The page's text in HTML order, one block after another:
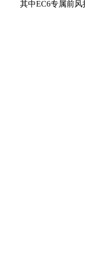
其中EC6专属前风